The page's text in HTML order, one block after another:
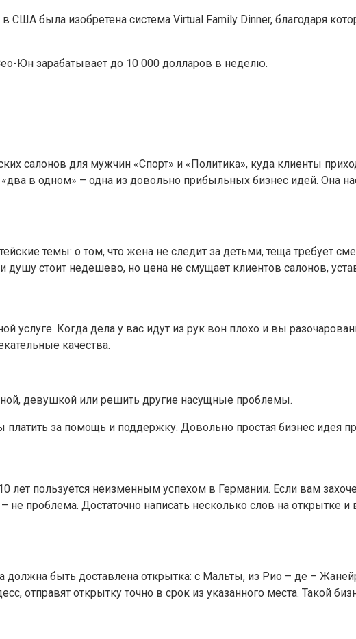
США была изобретена система Virtual Family Dinner, благодаря
Юн зарабатывает до 10 000 долларов в неделю.
салонов для мужчин «Спорт» и «Политика», куда клиенты
в одном» – одна из довольно прибыльных бизнес идей. Она
темы: о том, что жена не следит за детьми, теща требует
стоит недешево, но цена не смущает клиентов салонов,
услуге. Когда дела у вас идут из рук вон плохо и вы
качества.
девушкой или решить другие насущные проблемы.
за помощь и поддержку. Довольно простая бизнес идея
лет пользуется неизменным успехом в Германии. Если вам
проблема. Достаточно написать несколько слов на открытке и
должна быть доставлена открытка: с Мальты, из Рио – де –
отправят открытку точно в срок из указанного места. Такой